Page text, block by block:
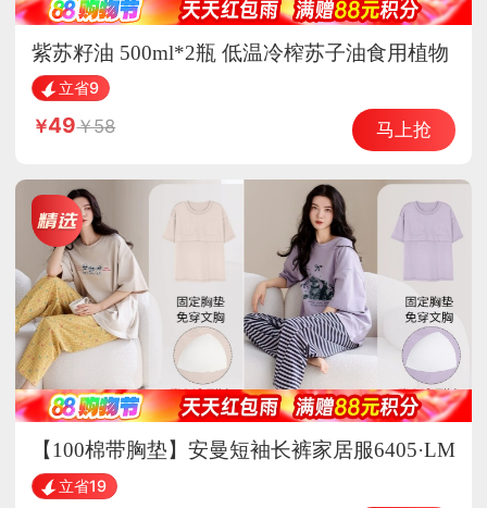
紫苏籽油 500ml*2瓶 低温冷榨苏子油食用植物
调和油家用热炒凉拌炒菜
立省9
49 58 马上抢
【100棉带胸垫】安曼短袖长裤家居服6405·LM
H6400
立省19